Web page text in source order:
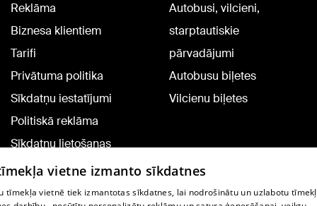
Reklāma
Biznesa klientiem
Tarifi
Privātuma politika
Sīkdatņu iestatījumi
Politiskā reklāma
Sīkdatņu lietošanas
noteikumi
Komentāru pievienošana
Autobusi, vilcieni,
starptautiskie
pārvadājumi
Autobusu biļetes
Vilcienu biļetes
vietne izmanto sīkdatnes
tīmekļa vietnē tiek izmantotas sīkdatnes, lai nodrošinātu un uzlabotu